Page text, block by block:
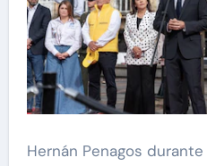
Hernán Penagos